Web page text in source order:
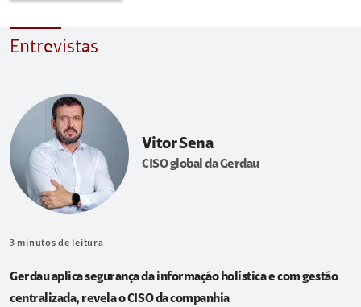
Entrevistas
Vitor Sena
CISO global da Gerdau
3 minutos de leitura
Gerdau aplica segurança da informação holística e com gestão
centralizada, revela o CISO da companhia